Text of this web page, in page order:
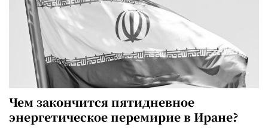
Чем закончится пятидневное
энергетическое перемирие в Иране?